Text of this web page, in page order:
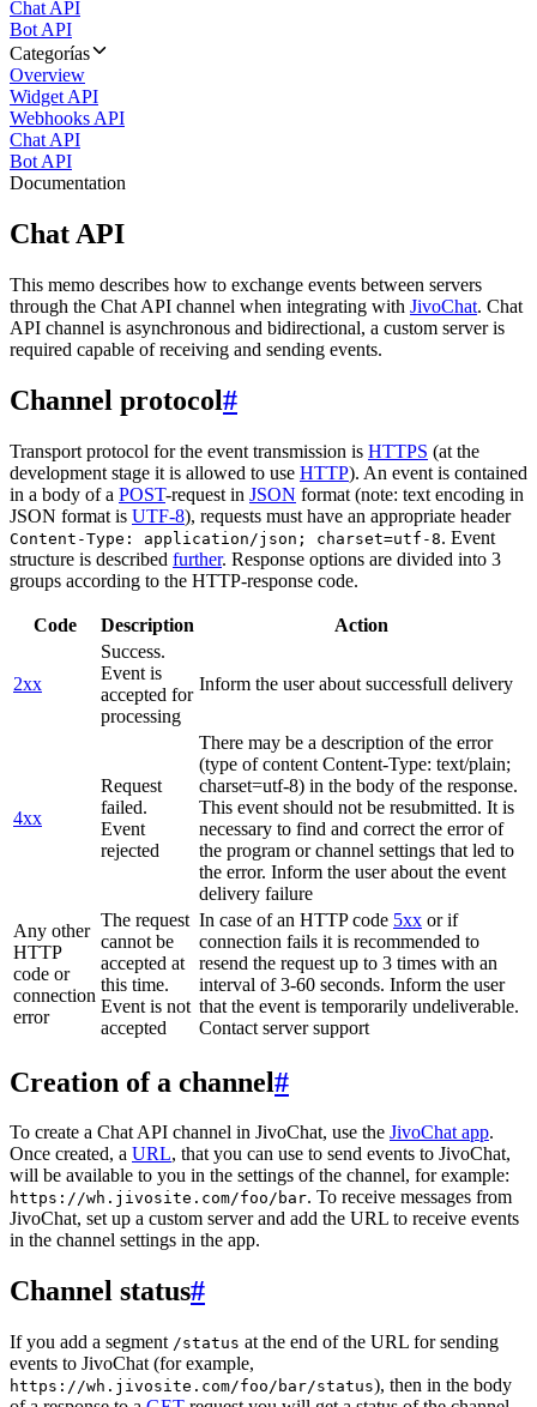
Chat API
Bot API
Categorías
Overview
Widget API
Webhooks API
Chat API
Bot API
Documentation
Chat API
This memo describes how to exchange events between servers
through the Chat API channel when integrating with JivoChat. Chat
API channel is asynchronous and bidirectional, a custom server is
required capable of receiving and sending events.
Channel protocol#
Transport protocol for the event transmission is HTTPS (at the
development stage it is allowed to use HTTP). An event is contained
in a body of a POST-request in JSON format (note: text encoding in
JSON format is UTF-8), requests must have an appropriate header
Content-Type: application/json; charset=utf-8. Event
structure is described further. Response options are divided into 3
groups according to the HTTP-response code.
Code Description Action
2xx
Success.
Event is
accepted for
processing
Inform the user about successfull delivery
4xx
Request
failed.
Event
rejected
There may be a description of the error
(type of content Content-Type: text/plain;
charset=utf-8) in the body of the response.
This event should not be resubmitted. It is
necessary to find and correct the error of
the program or channel settings that led to
the error. Inform the user about the event
delivery failure
Any other
HTTP
code or
connection
error
The request
cannot be
accepted at
this time.
Event is not
accepted
In case of an HTTP code 5xx or if
connection fails it is recommended to
resend the request up to 3 times with an
interval of 3-60 seconds. Inform the user
that the event is temporarily undeliverable.
Contact server support
Creation of a channel#
To create a Chat API channel in JivoChat, use the JivoChat app.
Once created, a URL, that you can use to send events to JivoChat,
will be available to you in the settings of the channel, for example:
https://wh.jivosite.com/foo/bar. To receive messages from
JivoChat, set up a custom server and add the URL to receive events
in the channel settings in the app.
Channel status#
If you add a segment /status at the end of the URL for sending
events to JivoChat (for example,
https://wh.jivosite.com/foo/bar/status), then in the body